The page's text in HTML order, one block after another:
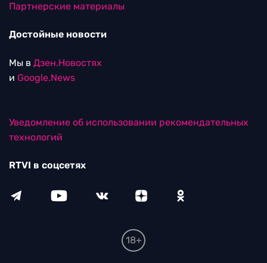
Партнерские материалы
Достойные новости
Мы в Дзен.Новостях
и Google.News
Уведомление об использовании рекомендательных
технологий
RTVI в соцсетях
18+